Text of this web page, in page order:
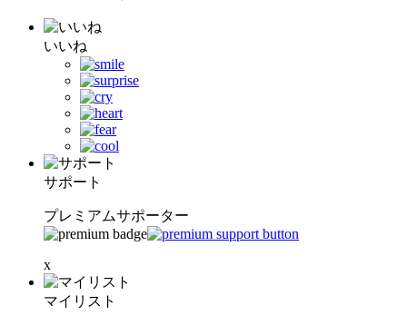
いいね
サポート
プレミアムサポーター
x
マイリスト